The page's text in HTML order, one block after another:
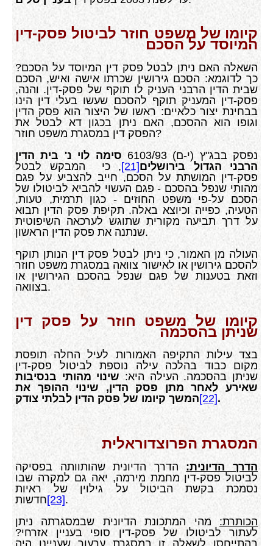
קיומו של משפט חוזר לביטול פסק-דין
המיוסד על הסכם
השאלה האם ניתן לבטל פסק דין המיוסד על הסכם?
כך לדוגמא: הסכם גירושין שכרתו אישה ואיש, הסכם
שבית הדין הרבני העניק לו תוקף של פסק-דין. והנה,
פסק-דין המעניק תוקף להסכם שעשו בעלי דין הינו
בבחינת יצור כלאיים: ראשו של היצור הוא פסק הדין
וגופו הוא ההסכם, האם ניתן בכגון דא לבטל את
הפסק דין במסגרת משפט חוזר?
נפסק בבג"ץ (י-ם) 6103/93
סימה לוי נ' בית הדין
הרבני הגדול בירושלים[21], כי המבקש לבטל
פסק-דין המושתת על הסכם, חייב להצביע על פגם
מהותי שנפל בהסכם - פגם העשוי להביא לביטולו של
הסכם על-פי משפט החוזים - כגון תרמית, טעות,
הטעיה, כפייה וכיוצא באלה. תקיפת פסק הדין תבוא
על דרך תביעה מקורית שתוגש לערכאה השיפוטית
שנתנה את פסק הדין הראשון.
העולה מן האמור, כי ניתן לבטל פסק דין הנותן תוקף
להסכם גירושין או לאישור צוואה במסגרת משפט חוזר
וזאת בטענות של פגם שנפל בהסכם הגירושין או
בצוואה.
קיומו של משפט חוזר על פסק דין
שניתן בהסכמה
בצד עילות התקיפה האמורות לעיל החלה תופסת
מקום כבוד בהלכה עילה נוספת לביטול פסק-דין
שניתן בהסכמה. העילה היא: שינוי מהותי בנסיבות
שאירע לאחר מתן פסק הדין, שינוי ההופך את
המשך קיומו של פסק הדין לבלתי צודק[22].
המסגרת הפרוצדוראלית
הדרך הדיונית: הדרך הדיונית שהותוותה בפסיקה
לביטול פסק-דין מחמת מירמה, יאה גם למקרה שבו
נסמכת בקשת הביטול על גילוין של ראיות
חדשות[23].
הכותרת: מהי המתכונת הדיונית שבמסגרתה ניתן
לעתור לביטולו של פסק-דין סופי בעניין אזרחי?